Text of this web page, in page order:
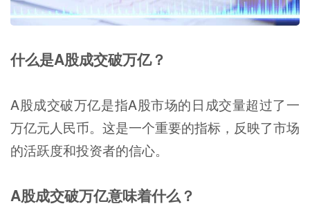
什么是A股成交破万亿？
A股成交破万亿是指A股市场的日成交量超过了一
万亿元人民币。这是一个重要的指标，反映了市场
的活跃度和投资者的信心。
A股成交破万亿意味着什么？